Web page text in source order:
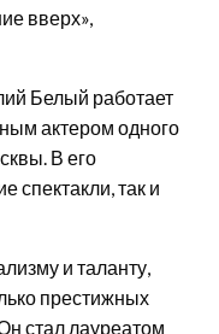
вверх»,
Белый работает
актером одного
В его
спектакли, так и
и таланту,
престижных
стал лауреатом